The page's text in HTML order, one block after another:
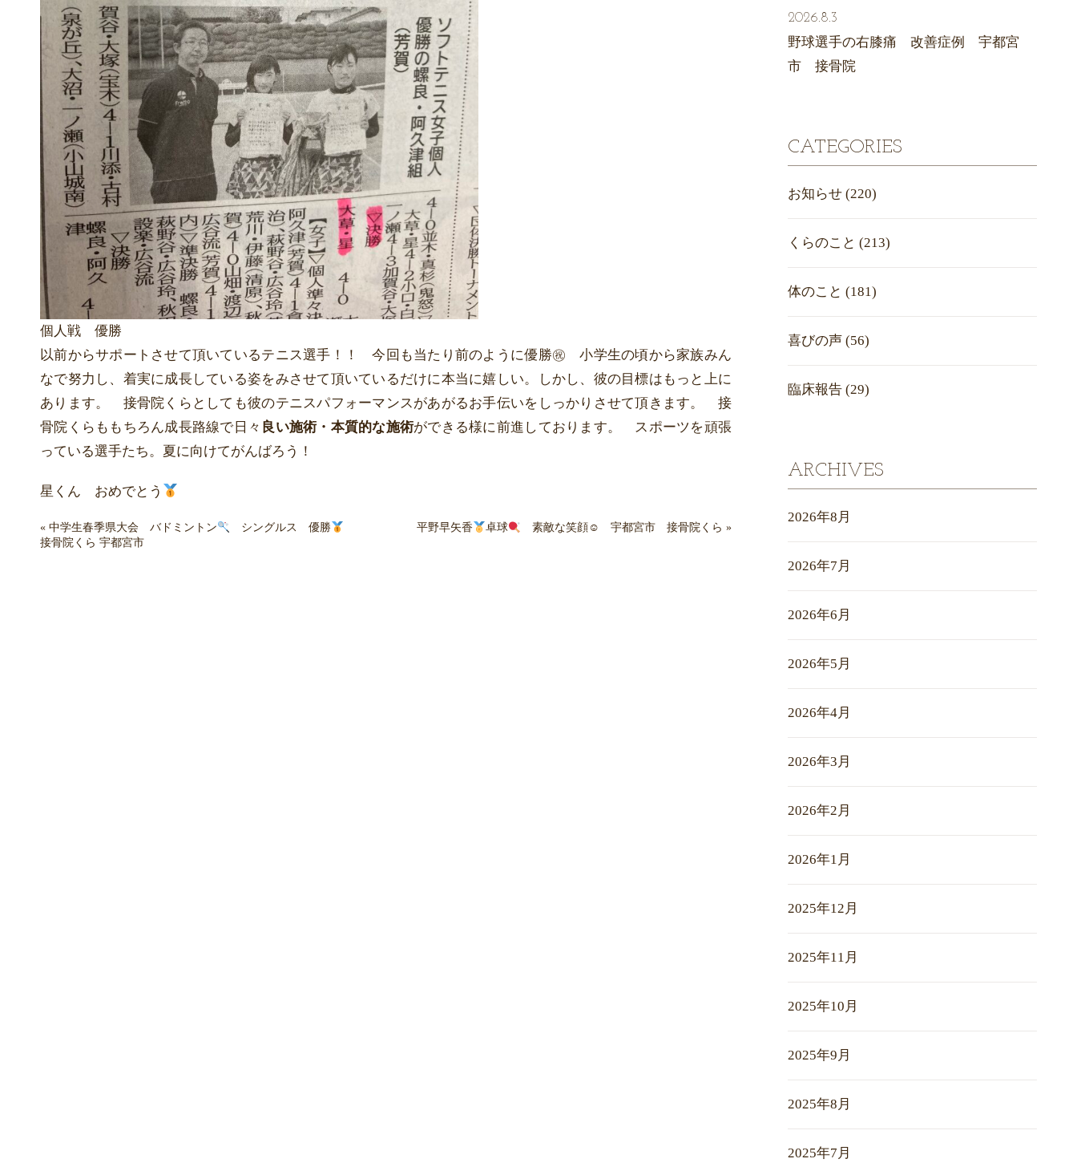
個人戦 優勝
以前からサポートさせて頂いているテニス選手！！ 今回も当たり前のように優勝㊗ 小学生の頃から家族みん
なで努力し、着実に成長している姿をみさせて頂いているだけに本当に嬉しい。しかし、彼の目標はもっと上に
あります。 接骨院くらとしても彼のテニスパフォーマンスがあがるお手伝いをしっかりさせて頂きます。 接
骨院くらももちろん成長路線で日々 良い施術・本質的な施術ができる様に前進しております。 スポーツを頑張
っている選手たち。夏に向けてがんばろう！
星くん おめでとう
« 中学生春季県大会 バドミントン
シングルス 優勝
接骨院くら 宇都宮市
平野早矢香 卓球 素敵な笑顔☺ 宇都宮市 接骨院くら »
野球選手の右膝痛 改善症例 宇都宮
市 接骨院
2026.8.3
CATEGORIES
お知らせ (220)
くらのこと (213)
体のこと (181)
喜びの声 (56)
臨床報告 (29)
ARCHIVES
2026年8月
2026年7月
2026年6月
2026年5月
2026年4月
2026年3月
2026年2月
2026年1月
2025年12月
2025年11月
2025年10月
2025年9月
2025年8月
2025年7月